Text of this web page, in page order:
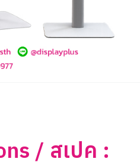
/ สเปค :